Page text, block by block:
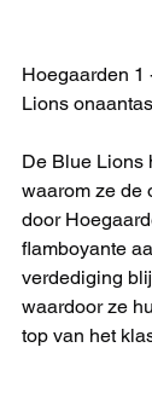
Hoegaarden 1
Lions
De Blue Lions
waarom ze de
door
flamboyante
verdediging
waardoor ze
top van het